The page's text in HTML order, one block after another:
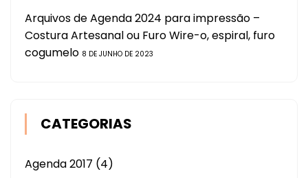
Arquivos de Agenda 2024 para impressão –
Costura Artesanal ou Furo Wire-o, espiral, furo
cogumelo 8 DE JUNHO DE 2023
CATEGORIAS
Agenda 2017 (4)